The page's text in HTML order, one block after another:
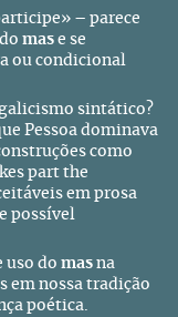
– parece
mas e se
ou condicional
sintático?
Pessoa dominava
como
part the
em prosa
possível
uso do mas na
em nossa tradição
poética.